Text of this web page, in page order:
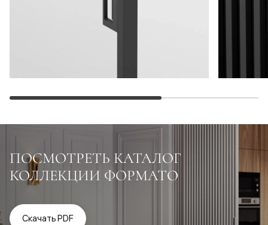
ПОСМОТРЕТЬ КАТАЛОГ
КОЛЛЕКЦИИ ФОРМАТО
Скачать PDF